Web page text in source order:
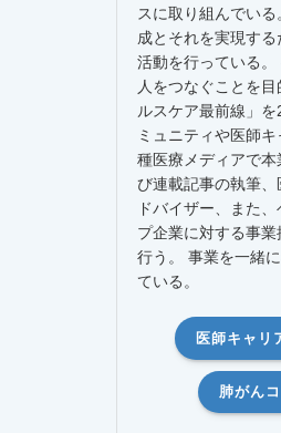
スに取り組んでい
成とそれを実現す
活動を行っている
人をつなぐことを
ルスケア最前線」
ミュニティや医師
種医療メディアで
び連載記事の執筆
ドバイザー、また
プ企業に対する事
行う。 事業を一緒
ている。
医師キャリ
肺がん